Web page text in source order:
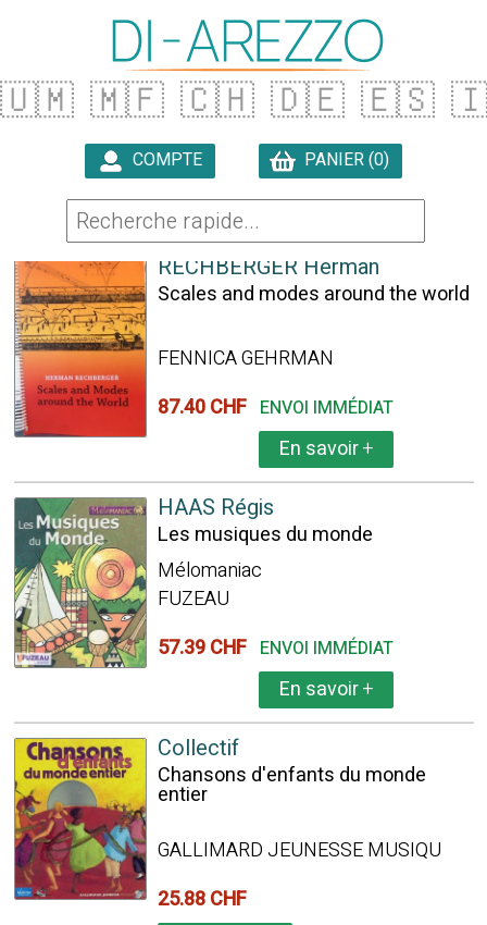
🇺🇲 🇲🇫 🇨🇭 🇩🇪 🇪🇸
COMPTE PANIER (0)
24 ARTICLES TROUVÉS
RECHBERGER Herman
Scales and modes around the world
FENNICA GEHRMAN
87.40 CHF ENVOI IMMÉDIAT
En savoir+
HAAS Régis
Les musiques du monde
Mélomaniac
FUZEAU
57.39 CHF ENVOI IMMÉDIAT
En savoir+
Collectif
Chansons d'enfants du monde
entier
GALLIMARD JEUNESSE MUSIQU
25.88 CHF